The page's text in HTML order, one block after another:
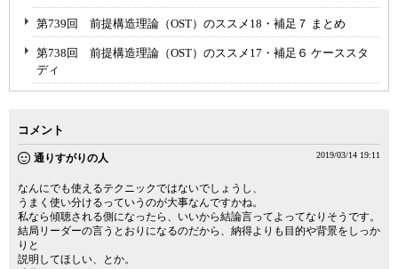
第739回 前提構造理論（OST）のススメ18・補足７ まとめ
第738回 前提構造理論（OST）のススメ17・補足６ ケーススタ
ディ
コメント
通りすがりの人 2019/03/14 19:11
なんにでも使えるテクニックではないでしょうし、
うまく使い分けるっていうのが大事なんですかね。
私なら傾聴される側になったら、いいから結論言ってよってなりそうです。
結局リーダーの言うとおりになるのだから、納得よりも目的や背景をしっか
りと
説明してほしい、とか。